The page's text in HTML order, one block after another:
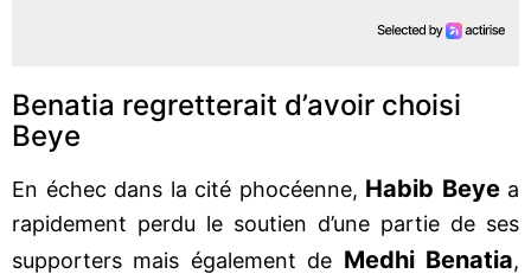
Benatia regretterait d’avoir choisi
Beye
En échec dans la cité phocéenne, Habib Beyea
rapidement perdu le soutien d’une partie de ses
supporters mais également de Medhi Benatia,